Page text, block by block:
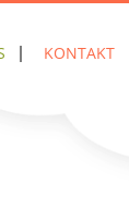
KONTAKT